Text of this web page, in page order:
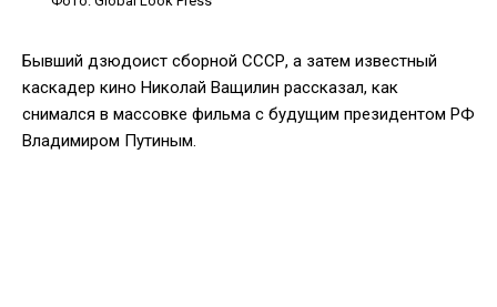
Бывший дзюдоист сборной СССР, а затем известный
каскадер кино Николай Ващилин рассказал, как
снимался в массовке фильма с будущим президентом РФ
Владимиром Путиным.